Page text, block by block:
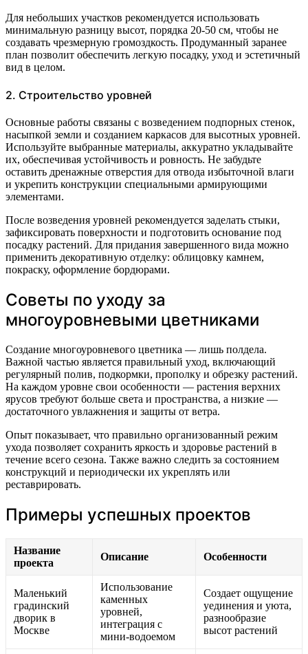
Для небольших участков рекомендуется использовать
минимальную разницу высот, порядка 20-50 см, чтобы не
создавать чрезмерную громоздкость. Продуманный заранее
план позволит обеспечить легкую посадку, уход и эстетичный
вид в целом.
2. Строительство уровней
Основные работы связаны с возведением подпорных стенок,
насыпкой земли и созданием каркасов для высотных уровней.
Используйте выбранные материалы, аккуратно укладывайте
их, обеспечивая устойчивость и ровность. Не забудьте
оставить дренажные отверстия для отвода избыточной влаги
и укрепить конструкции специальными армирующими
элементами.
После возведения уровней рекомендуется заделать стыки,
зафиксировать поверхности и подготовить основание под
посадку растений. Для придания завершенного вида можно
применить декоративную отделку: облицовку камнем,
покраску, оформление бордюрами.
Советы по уходу за
многоуровневыми цветниками
Создание многоуровневого цветника — лишь полдела.
Важной частью является правильный уход, включающий
регулярный полив, подкормки, прополку и обрезку растений.
На каждом уровне свои особенности — растения верхних
ярусов требуют больше света и пространства, а низкие —
достаточного увлажнения и защиты от ветра.
Опыт показывает, что правильно организованный режим
ухода позволяет сохранить яркость и здоровье растений в
течение всего сезона. Также важно следить за состоянием
конструкций и периодически их укреплять или
реставрировать.
Примеры успешных проектов
Название
проекта
Описание Особенности
Маленький
градинский
дворик в
Москве
Использование
каменных
уровней,
интеграция с
мини-водоемом
Создает ощущение
уединения и уюта,
разнообразие
высот растений